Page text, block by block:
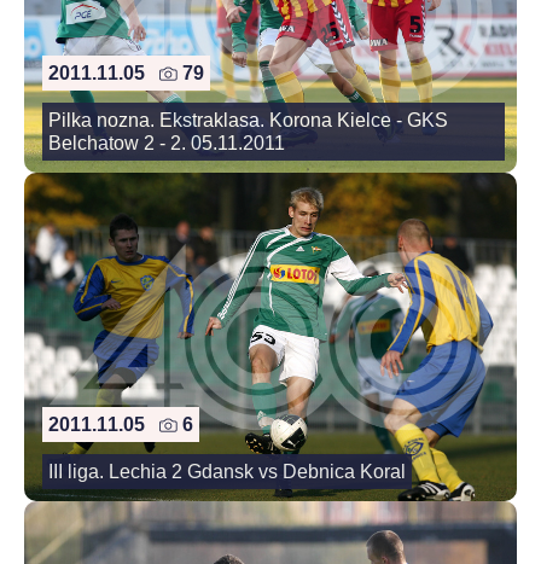
2011.11.05 79
Pilka nozna. Ekstraklasa. Korona Kielce - GKS
Belchatow 2 - 2. 05.11.2011
2011.11.05 6
III liga. Lechia 2 Gdansk vs Debnica Koral